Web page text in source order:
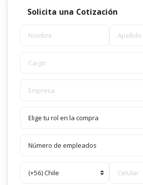
Solicita una Cotización